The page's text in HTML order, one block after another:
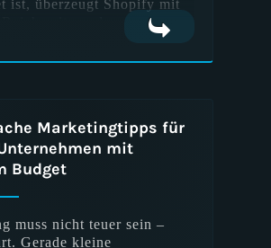
Tests
Rate Optimization
Apps
ist, überzeugt Shopify mit
In diesem
analysieren wir beide
Marketingtipps für
mit
Budget
muss nicht teuer sein –
Gerade kleine